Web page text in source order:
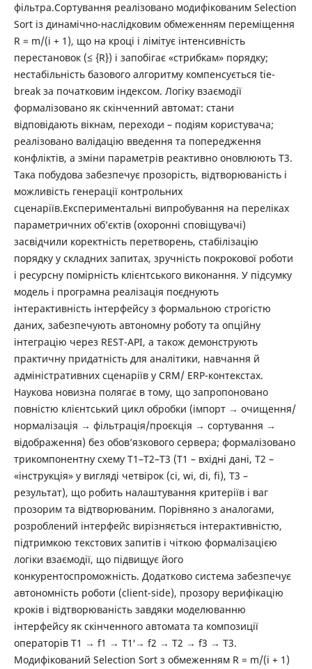
фільтра.Сортування реалізовано модифікованим Selection
Sort із динамічно-наслідковим обмеженням переміщення
R = m/(i + 1), що на кроці i лімітує інтенсивність
перестановок (≤ {R}) і запобігає «стрибкам» порядку;
нестабільність базового алгоритму компенсується tie-
break за початковим індексом. Логіку взаємодії
формалізовано як скінченний автомат: стани
відповідають вікнам, переходи – подіям користувача;
реалізовано валідацію введення та попередження
конфліктів, а зміни параметрів реактивно оновлюють T3.
Така побудова забезпечує прозорість, відтворюваність і
можливість генерації контрольних
сценаріїв.Експериментальні випробування на переліках
параметричних об’єктів (охоронні сповіщувачі)
засвідчили коректність перетворень, стабілізацію
порядку у складних запитах, зручність покрокової роботи
і ресурсну помірність клієнтського виконання. У підсумку
модель і програмна реалізація поєднують
інтерактивність інтерфейсу з формальною строгістю
даних, забезпечують автономну роботу та опційну
інтеграцію через REST-API, а також демонструють
практичну придатність для аналітики, навчання й
адміністративних сценаріїв у CRM/ ERP-контекстах.
Наукова новизна полягає в тому, що запропоновано
повністю клієнтський цикл обробки (імпорт → очищення/
нормалізація → фільтрація/проєкція → сортування →
відображення) без обов’язкового сервера; формалізовано
трикомпонентну схему T1–T2–T3 (T1 – вхідні дані, T2 –
«інструкція» у вигляді четвірок (ci, wi, di, fi), T3 –
результат), що робить налаштування критеріїв і ваг
прозорим та відтворюваним. Порівняно з аналогами,
розроблений інтерфейс вирізняється інтерактивністю,
підтримкою текстових запитів і чіткою формалізацією
логіки взаємодії, що підвищує його
конкурентоспроможність. Додатково система забезпечує
автономність роботи (client-side), прозору верифікацію
кроків і відтворюваність завдяки моделюванню
інтерфейсу як скінченного автомата та композиції
операторів T1 → f1 → T1′→ f2 → T2 → f3 → T3.
Модифікований Selection Sort з обмеженням R = m/(i + 1)